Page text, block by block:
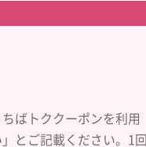
ばトククーポンを利用
とご記載ください。1回